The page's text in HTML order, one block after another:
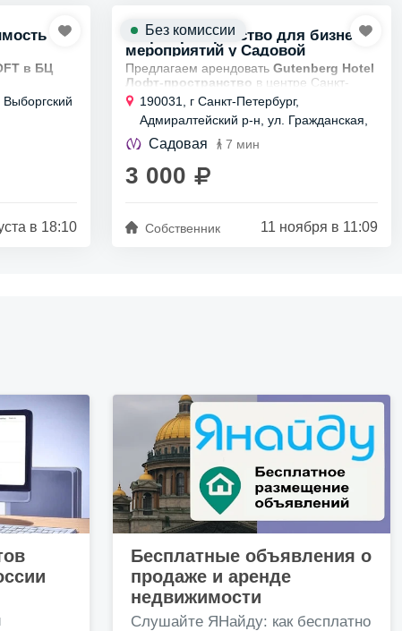
в БЦ
Выборгский
в 18:10
Лофт-пространство для бизнес-
мероприятий у Садовой
Предлагаем арендовать Gutenberg Hotel
Лофт-пространство в центре Санкт-
Петербурга, всего 5 минут от м. Садовая.
Площадь 130 м², вместимость до 45
человек. Пространство...
190031, г Санкт-Петербург,
Адмиралтейский р-н, ул. Гражданская,
д 13-15
Садовая 7 мин
3 000
Собственник 11 ноября в 11:09
Без комиссии
Бесплатные объявления о
продаже и аренде
недвижимости
Слушайте ЯНайду: как бесплатно